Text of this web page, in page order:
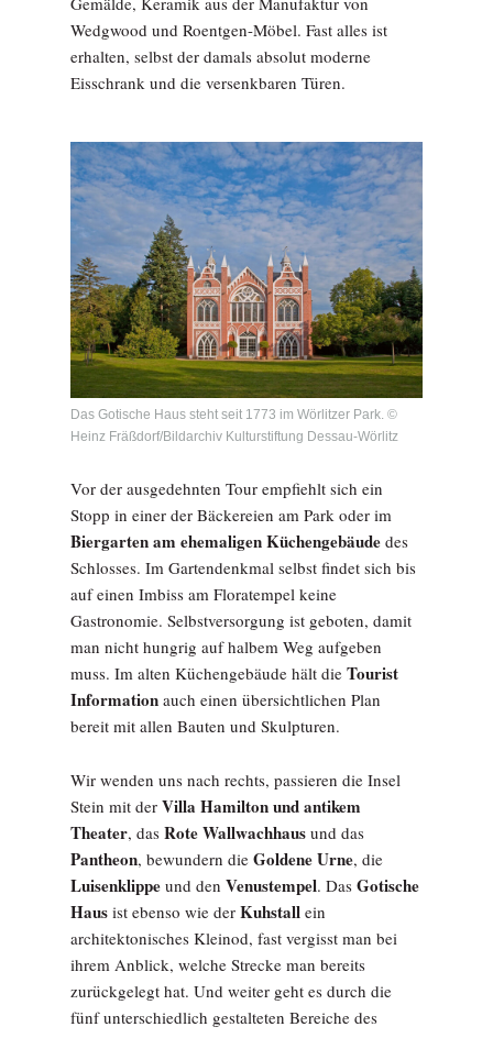
Wedgwood und Roentgen-Möbel. Fast alles ist
erhalten, selbst der damals absolut moderne
Eisschrank und die versenkbaren Türen.
Das Gotische Haus steht seit 1773 im Wörlitzer Park. ©
Heinz Fräßdorf/Bildarchiv Kulturstiftung Dessau-Wörlitz
Vor der ausgedehnten Tour empfiehlt sich ein
Stopp in einer der Bäckereien am Park oder im
Biergarten am ehemaligen Küchengebäude des
Schlosses. Im Gartendenkmal selbst findet sich bis
auf einen Imbiss am Floratempel keine
Gastronomie. Selbstversorgung ist geboten, damit
man nicht hungrig auf halbem Weg aufgeben
muss. Im alten Küchengebäude hält die Tourist
Information auch einen übersichtlichen Plan
bereit mit allen Bauten und Skulpturen.
Wir wenden uns nach rechts, passieren die Insel
Stein mit der Villa Hamilton und antikem
Theater, das Rote Wallwachhaus und das
Pantheon, bewundern die Goldene Urne, die
Luisenklippe und den Venustempel. Das Gotische
Haus ist ebenso wie der Kuhstall ein
architektonisches Kleinod, fast vergisst man bei
ihrem Anblick, welche Strecke man bereits
zurückgelegt hat. Und weiter geht es durch die
fünf unterschiedlich gestalteten Bereiche des